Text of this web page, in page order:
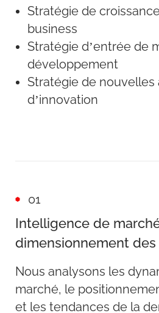
Stratégie de
business
Stratégie d’entrée de
développement
Stratégie de nouvelles
d’innovation
01
Intelligence de
dimensionnement
Nous analysons les
marché, le
et les tendances de la